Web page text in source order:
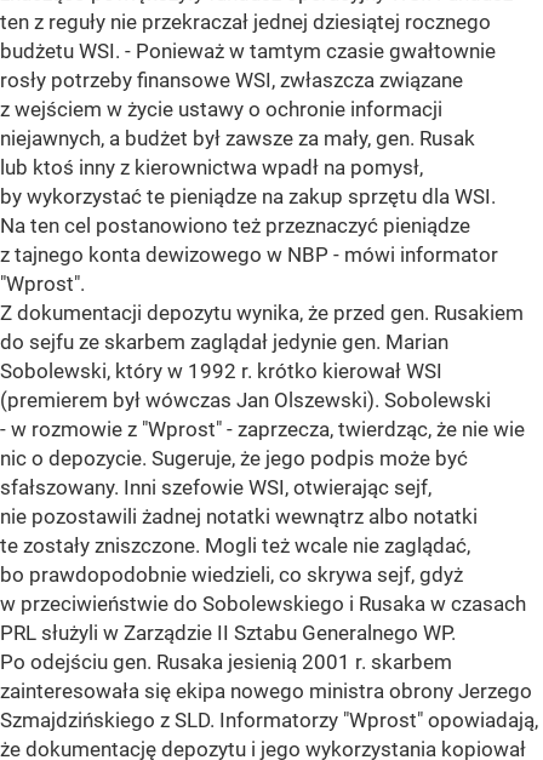
ten z reguły nie przekraczał jednej dziesiątej rocznego
budżetu WSI. - Ponieważ w tamtym czasie gwałtownie
rosły potrzeby finansowe WSI, zwłaszcza związane
z wejściem w życie ustawy o ochronie informacji
niejawnych, a budżet był zawsze za mały, gen. Rusak
lub ktoś inny z kierownictwa wpadł na pomysł,
by wykorzystać te pieniądze na zakup sprzętu dla WSI.
Na ten cel postanowiono też przeznaczyć pieniądze
z tajnego konta dewizowego w NBP - mówi informator
"Wprost".
Z dokumentacji depozytu wynika, że przed gen. Rusakiem
do sejfu ze skarbem zaglądał jedynie gen. Marian
Sobolewski, który w 1992 r. krótko kierował WSI
(premierem był wówczas Jan Olszewski). Sobolewski
- w rozmowie z "Wprost" - zaprzecza, twierdząc, że nie wie
nic o depozycie. Sugeruje, że jego podpis może być
sfałszowany. Inni szefowie WSI, otwierając sejf,
nie pozostawili żadnej notatki wewnątrz albo notatki
te zostały zniszczone. Mogli też wcale nie zaglądać,
bo prawdopodobnie wiedzieli, co skrywa sejf, gdyż
w przeciwieństwie do Sobolewskiego i Rusaka w czasach
PRL służyli w Zarządzie II Sztabu Generalnego WP.
Po odejściu gen. Rusaka jesienią 2001 r. skarbem
zainteresowała się ekipa nowego ministra obrony Jerzego
Szmajdzińskiego z SLD. Informatorzy "Wprost" opowiadają,
że dokumentację depozytu i jego wykorzystania kopiował